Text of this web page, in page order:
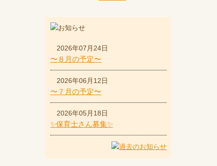
2026年07月24日
〜８月の予定〜
2026年06月12日
〜７月の予定〜
2026年05月18日
✨保育士さん募集✨